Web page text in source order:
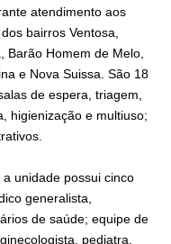
atendimento aos
bairros Ventosa,
Barão Homem de Melo,
e Nova Suissa. São 18
de espera, triagem,
higienização e multiuso;
unidade possui cinco
generalista,
de saúde; equipe de
pediatra,